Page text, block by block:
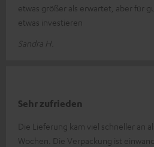
etwas größer als erwartet, aber für
etwas investieren
Sandra H.
Sehr zufrieden
Die Lieferung kam viel schneller an
Wochen. Die Verpackung ist